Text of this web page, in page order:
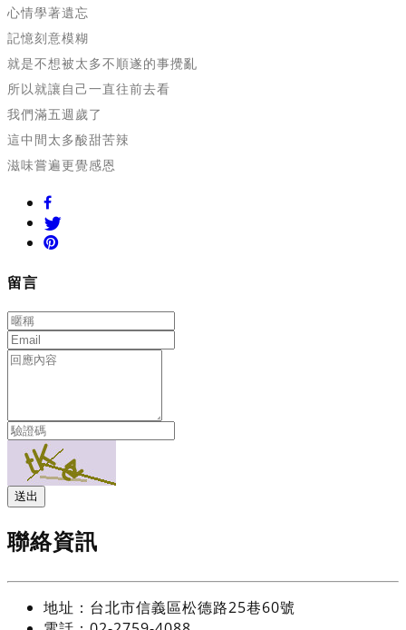
心情學著遺忘
記憶刻意模糊
就是不想被太多不順遂的事攪亂
所以就讓自己一直往前去看
我們滿五週歲了
這中間太多酸甜苦辣
滋味嘗遍更覺感恩
留言
送出
聯絡資訊
地址：台北市信義區松德路25巷60號